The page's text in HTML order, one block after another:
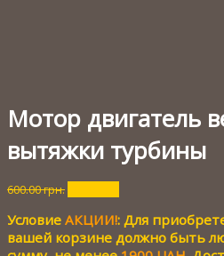
Мотор двигатель
вытяжки турбины
600.00грн.
составляла
600.00 грн..
50.00 грн..
Условие АКЦИИ!: Для
вашей корзине должно быть